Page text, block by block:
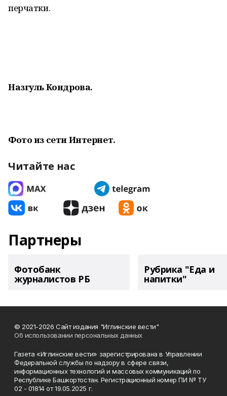
перчатки.
Назгуль Кондрова.
Фото из сети Интернет.
Читайте нас
Партнеры
Фотобанк
журналистов РБ
Рубрика "Еда и
напитки"
© 2021-2026 Сайт издания "Иглинские вести"
Об использовании персональных данных
Газета «Иглинские вести» зарегистрирована в Управлении
Федеральной службы по надзору в сфере связи,
информационных технологий и массовых коммуникаций по
Республике Башкортостан. Регистрационный номер ПИ № ТУ
02 - 01814 от 19.05.2025 г.